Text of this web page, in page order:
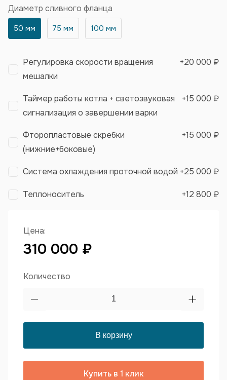
Диаметр сливного фланца
50 мм 75 мм 100 мм
Регулировка скорости вращения
мешалки
+20 000 ₽
Таймер работы котла + светозвуковая
сигнализация о завершении варки
+15 000 ₽
Фторопластовые скребки
(нижние+боковые)
+15 000 ₽
Система охлаждения проточной водой +25 000 ₽
Теплоноситель +12 800 ₽
Цена:
310 000 ₽
Количество
Купить в 1 клик